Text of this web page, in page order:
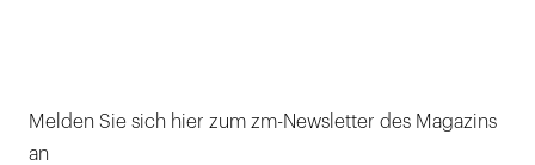
Melden Sie sich hier zum zm-Newsletter des Magazins
an